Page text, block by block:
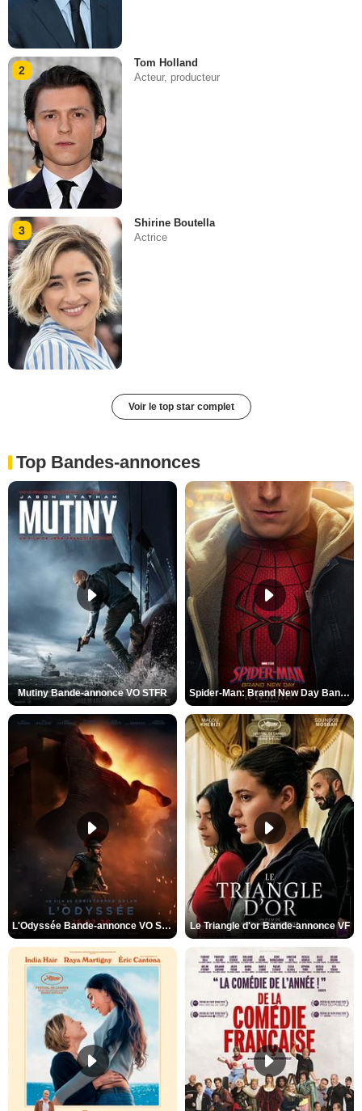
2
Tom Holland
Acteur, producteur
3
Shirine Boutella
Actrice
Voir le top star complet
Top Bandes-annonces
Mutiny Bande-annonce VO STFR Spider-Man: Brand New Day Bande-annonce VO STFR
L'Odyssée Bande-annonce VO STFR Le Triangle d'or Bande-annonce VF